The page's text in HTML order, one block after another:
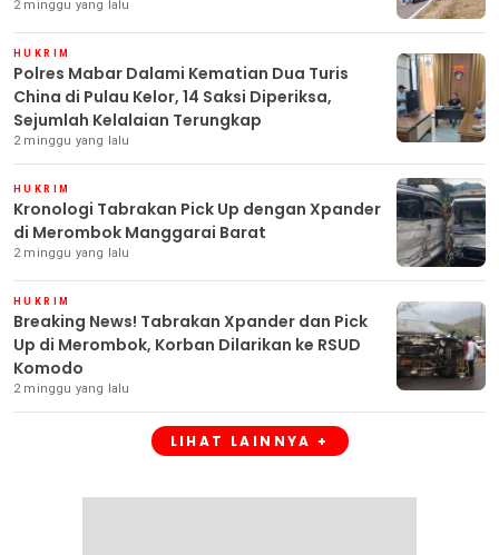
2 minggu yang lalu
HUKRIM
Polres Mabar Dalami Kematian Dua Turis
China di Pulau Kelor, 14 Saksi Diperiksa,
Sejumlah Kelalaian Terungkap
2 minggu yang lalu
HUKRIM
Kronologi Tabrakan Pick Up dengan Xpander
di Merombok Manggarai Barat
2 minggu yang lalu
HUKRIM
Breaking News! Tabrakan Xpander dan Pick
Up di Merombok, Korban Dilarikan ke RSUD
Komodo
2 minggu yang lalu
LIHAT LAINNYA +